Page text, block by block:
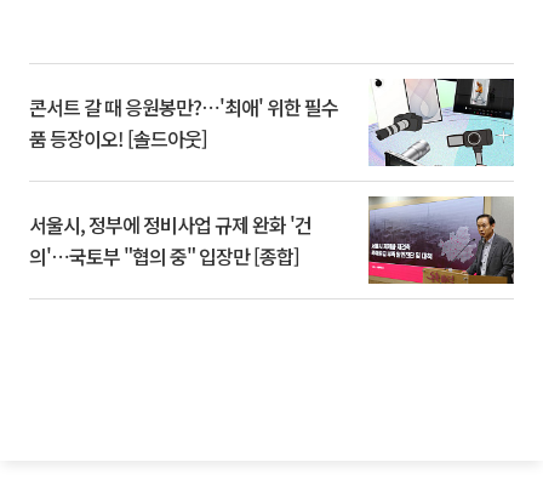
콘서트 갈 때 응원봉만?⋯'최애' 위한 필수
품 등장이오! [솔드아웃]
서울시, 정부에 정비사업 규제 완화 '건
의'⋯국토부 "협의 중" 입장만 [종합]